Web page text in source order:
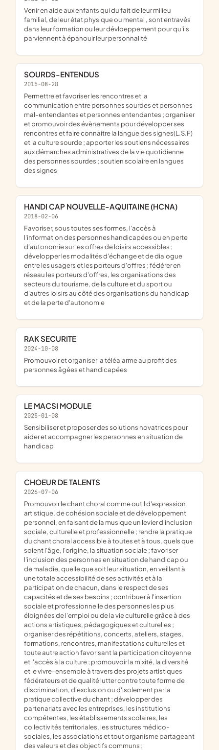
venir en aide aux enfants qui du fait de leur milieu
familial, de leur état physique ou mental , sont entravés
dans leur formation ou leur dévloeppement pour qu'ils
parviennent à épanouir leur personnalité
SOURDS-ENTENDUS
2015-08-28
permettre et favoriser les rencontres et la
communication entre personnes sourdes et personnes
mal-entendantes et personnes entendantes ; organiser
et promouvoir des évènements pour développer ses
rencontres et faire connaitre la langue des signes(L.S.F)
et la culture sourde ; apporter les soutiens nécessaires
aux démarches administratives de la vie quotidienne
des personnes sourdes ; soutien scolaire en langues
des signes
HANDI CAP NOUVELLE-AQUITAINE (HCNA)
2018-02-06
favoriser, sous toutes ses formes, l'accès à
l'information des personnes handicapées ou en perte
d'autonomie sur les offres de loisirs accessibles ;
développer les modalités d'échange et de dialogue
entre les usagers et les porteurs d'offres ; fédérer en
réseau les porteurs d'offres, les organisations des
secteurs du tourisme, de la culture et du sport ou
d'autres loisirs au côté des organisations du handicap
et de la perte d'autonomie
RAK SECURITE
2024-10-08
promouvoir et organiser la téléalarme au profit des
personnes âgées et handicapées
LE MACSI MODULE
2025-01-08
sensibiliser et proposer des solutions novatrices pour
aider et accompagner les personnes en situation de
handicap
CHOEUR DE TALENTS
2026-07-06
promouvoir le chant choral comme outil d'expression
artistique, de cohésion sociale et de développement
personnel, en faisant de la musique un levier d'inclusion
sociale, culturelle et professionnelle ; rendre la pratique
du chant choral accessible à toutes et à tous, quels que
soient l'âge, l'origine, la situation sociale ; favoriser
l'inclusion des personnes en situation de handicap ou
de maladie, quelle que soit leur situation, en veillant à
une totale accessibilité de ses activités et à la
participation de chacun, dans le respect de ses
capacités et de ses besoins ; contribuer à l'insertion
sociale et professionnelle des personnes les plus
éloignées de l'emploi ou de la vie culturelle grâce à des
actions artistiques, pédagogiques et culturelles ;
organiser des répétitions, concerts, ateliers, stages,
formations, rencontres, manifestations culturelles et
toute autre action favorisant la participation citoyenne
et l'accès à la culture ; promouvoir la mixité, la diversité
et le vivre-ensemble à travers des projets artistiques
fédérateurs et de qualité lutter contre toute forme de
discrimination, d'exclusion ou d'isolement par la
pratique collective du chant ; développer des
partenariats avec les entreprises, les institutions
compétentes, les établissements scolaires, les
collectivités territoriales, les structures médico-
sociales, les associations et tout organisme partageant
des valeurs et des objectifs communs ;